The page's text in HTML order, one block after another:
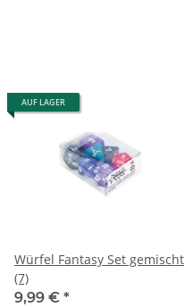
AUF LAGER
Würfel Fantasy Set gemischt
(7)
9,99 € *